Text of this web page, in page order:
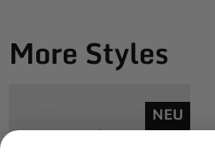
More Styles
NEU